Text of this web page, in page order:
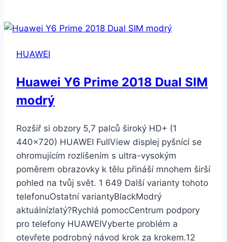
náramek
SMW51
HUAWEI
Huawei Y6 Prime 2018 Dual SIM
modrý
Rozšiř si obzory 5,7 palců široký HD+ (1
440×720) HUAWEI FullView displej pyšnící se
ohromujícím rozlišením s ultra-vysokým
poměrem obrazovky k tělu přináší mnohem širší
pohled na tvůj svět. 1 649 Další varianty tohoto
telefonuOstatní variantyBlackModrý
aktuálnízlatý?Rychlá pomocCentrum podpory
pro telefony HUAWEIVyberte problém a
otevřete podrobný návod krok za krokem.12